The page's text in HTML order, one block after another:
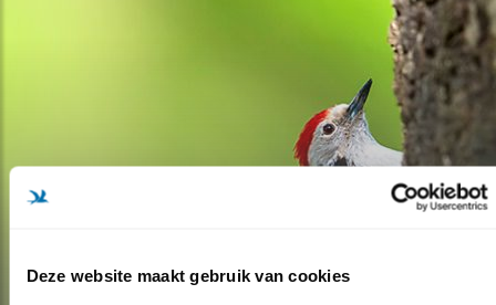
Deze website maakt gebruik van cookies
Blog